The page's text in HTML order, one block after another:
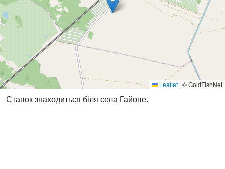
Leaflet | © GoldFishNet
Ставок знаходиться біля села Гайове.